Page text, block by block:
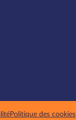
Politique des cookies